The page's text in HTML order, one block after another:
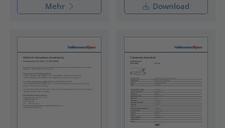
Mehr Download